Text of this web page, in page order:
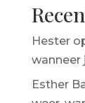
Hester
wanneer
Esther